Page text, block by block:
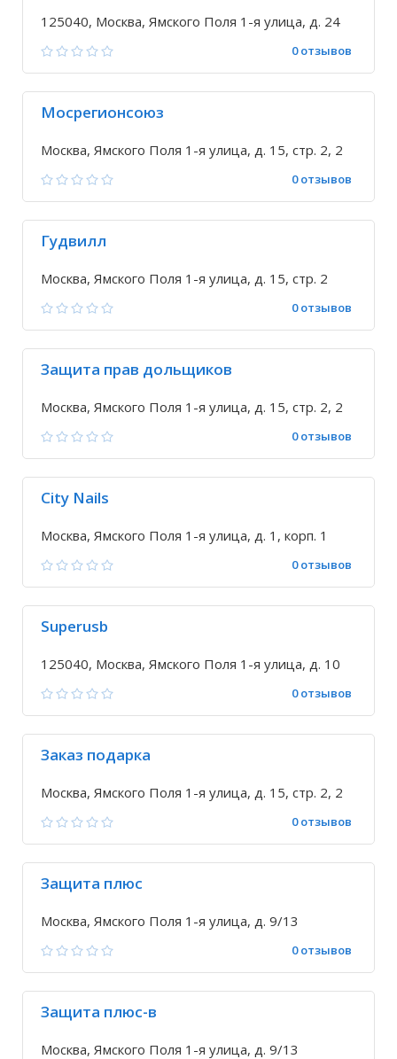
125040, Москва, Ямского Поля 1-я улица, д. 24
0 отзывов
Мосрегионсоюз
Москва, Ямского Поля 1-я улица, д. 15, стр. 2, 2
0 отзывов
Гудвилл
Москва, Ямского Поля 1-я улица, д. 15, стр. 2
0 отзывов
Защита прав дольщиков
Москва, Ямского Поля 1-я улица, д. 15, стр. 2, 2
0 отзывов
City Nails
Москва, Ямского Поля 1-я улица, д. 1, корп. 1
0 отзывов
Superusb
125040, Москва, Ямского Поля 1-я улица, д. 10
0 отзывов
Заказ подарка
Москва, Ямского Поля 1-я улица, д. 15, стр. 2, 2
0 отзывов
Защита плюс
Москва, Ямского Поля 1-я улица, д. 9/13
0 отзывов
Защита плюс-в
Москва, Ямского Поля 1-я улица, д. 9/13